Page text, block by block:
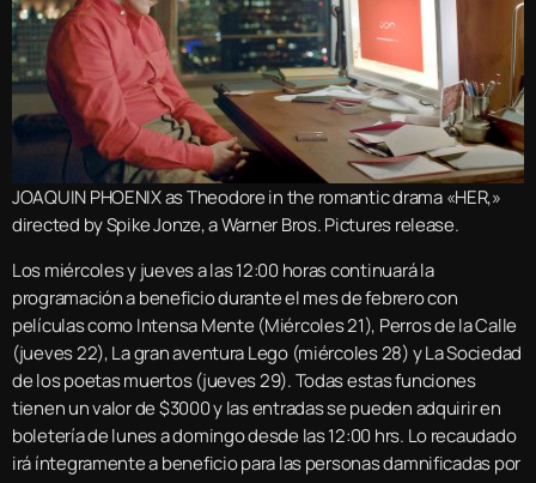
JOAQUIN PHOENIX as Theodore in the romantic drama «HER,»
directed by Spike Jonze, a Warner Bros. Pictures release.
Los miércoles y jueves a las 12:00 horas continuará la
programación a beneficio durante el mes de febrero con
películas como Intensa Mente (Miércoles 21), Perros de la Calle
(jueves 22), La gran aventura Lego (miércoles 28) y La Sociedad
de los poetas muertos (jueves 29). Todas estas funciones
tienen un valor de $3000 y las entradas se pueden adquirir en
boletería de lunes a domingo desde las 12:00 hrs. Lo recaudado
irá íntegramente a beneficio para las personas damnificadas por